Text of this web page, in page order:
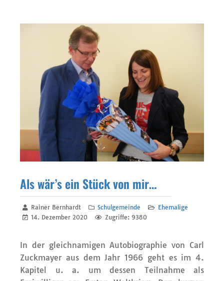
Als wär’s ein Stück von mir…
Rainer Bernhardt Schulgemeinde
Ehemalige
14. Dezember 2020
Zugriffe: 9380
In der gleichnamigen Autobiographie von Carl
Zuckmayer aus dem Jahr 1966 geht es im 4.
Kapitel u. a. um dessen Teilnahme als